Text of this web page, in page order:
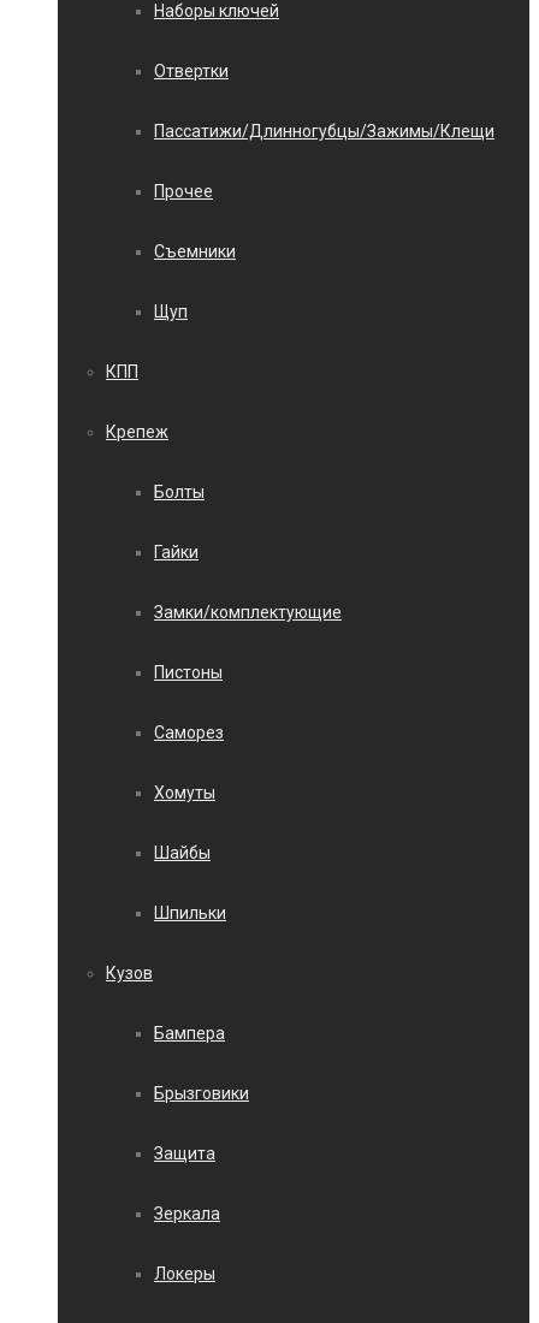
Наборы ключей
Отвертки
Пассатижи/Длинногубцы/Зажимы/Клещи
Прочее
Съемники
Щуп
КПП
Крепеж
Болты
Гайки
Замки/комплектующие
Пистоны
Саморез
Хомуты
Шайбы
Шпильки
Кузов
Бампера
Брызговики
Защита
Зеркала
Локеры